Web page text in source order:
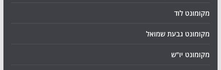
מקומונט לוד
מקומונט גבעת שמואל
מקומונט יו"ש